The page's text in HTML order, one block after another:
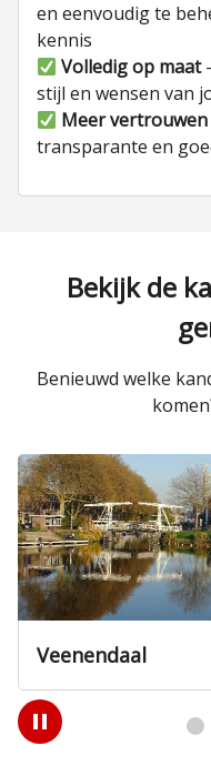
en eenvoudig te
kennis
Volledig op maat
stijl en wensen van
Meer
transparante en
Bekijk de
Benieuwd welke
Veenendaal
Play
/